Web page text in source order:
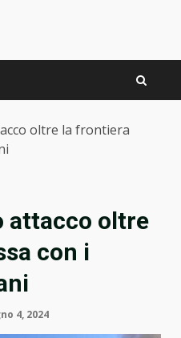
oltre la frontiera
attacco oltre
con i
4, 2024